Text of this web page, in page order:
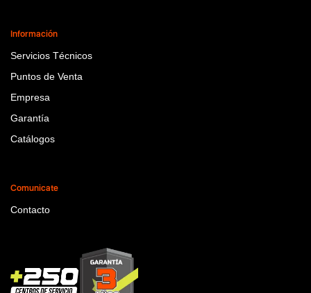
Información
Servicios Técnicos
Puntos de Venta
Empresa
Garantía
Catálogos
Comunicate
Contacto